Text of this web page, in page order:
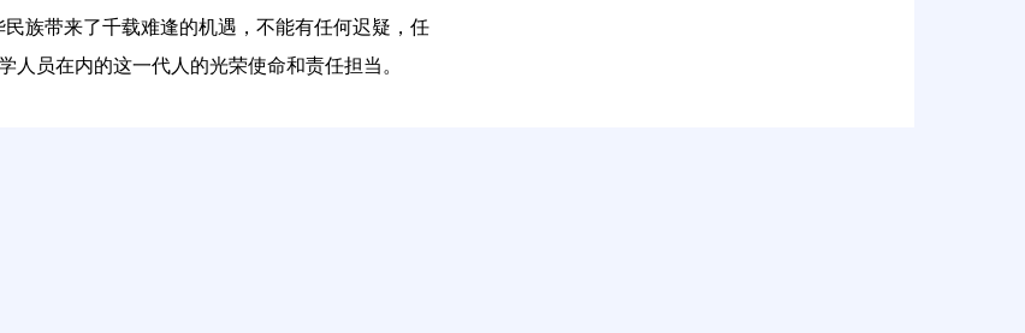
族带来了千载难逢的机遇，不能有任何迟疑，任
员在内的这一代人的光荣使命和责任担当。